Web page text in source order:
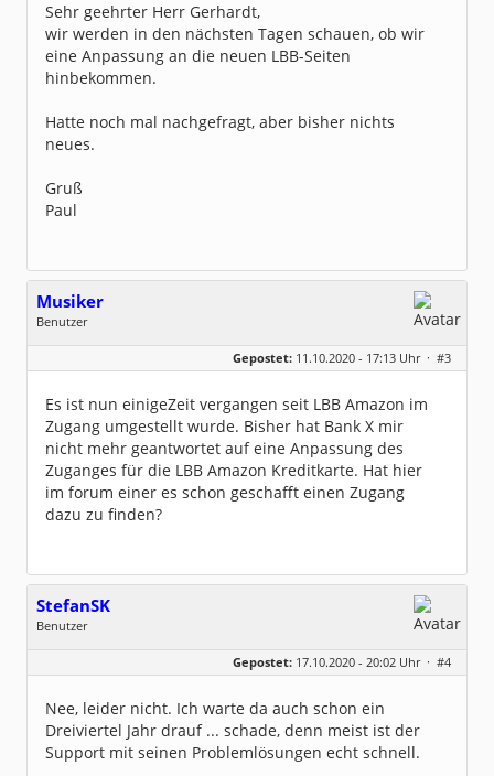
Sehr geehrter Herr Gerhardt,
wir werden in den nächsten Tagen schauen, ob wir
eine Anpassung an die neuen LBB-Seiten
hinbekommen.
Hatte noch mal nachgefragt, aber bisher nichts
neues.
Gruß
Paul
Musiker
Benutzer
Geschlecht:
keine Angabe
Dabei seit:
04 / 2020
Gepostet: 11.10.2020 - 17:13 Uhr · #3
Es ist nun einigeZeit vergangen seit LBB Amazon im
Zugang umgestellt wurde. Bisher hat Bank X mir
nicht mehr geantwortet auf eine Anpassung des
Zuganges für die LBB Amazon Kreditkarte. Hat hier
im forum einer es schon geschafft einen Zugang
dazu zu finden?
StefanSK
Benutzer
Dabei seit:
07 / 2014
Gepostet: 17.10.2020 - 20:02 Uhr · #4
Nee, leider nicht. Ich warte da auch schon ein
Dreiviertel Jahr drauf ... schade, denn meist ist der
Support mit seinen Problemlösungen echt schnell.